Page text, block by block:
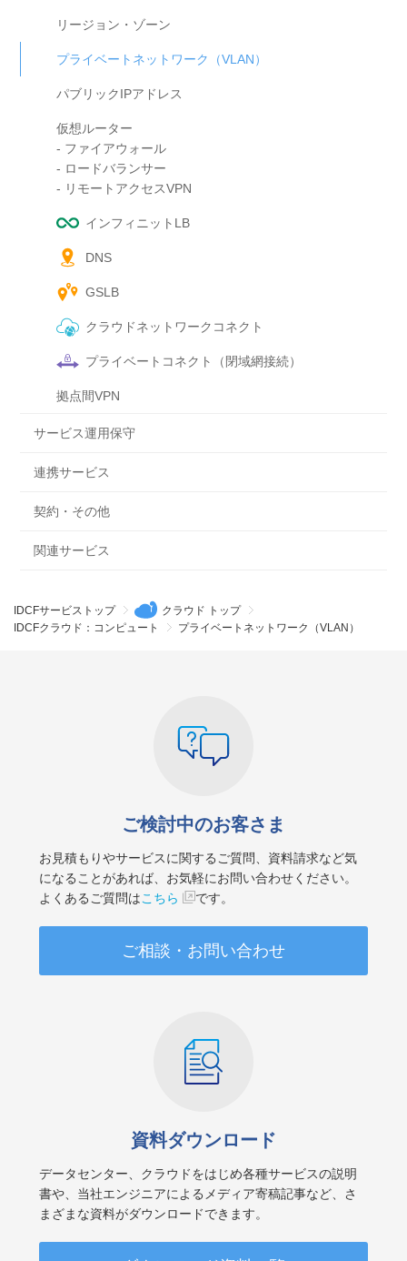
リージョン・ゾーン
プライベートネットワーク（VLAN）
パブリックIPアドレス
仮想ルーター
- ファイアウォール
- ロードバランサー
- リモートアクセスVPN
インフィニットLB
DNS
GSLB
クラウドネットワークコネクト
プライベートコネクト（閉域網接続）
拠点間VPN
サービス運用保守
連携サービス
契約・その他
関連サービス
IDCFサービストップ
クラウド トップ
IDCFクラウド：コンピュート
プライベートネットワーク（VLAN）
ご検討中のお客さま
お見積もりやサービスに関するご質問、資料請求など気
になることがあれば、お気軽にお問い合わせください。
よくあるご質問はこちら です。
ご相談・お問い合わせ
資料ダウンロード
データセンター、クラウドをはじめ各種サービスの説明
書や、当社エンジニアによるメディア寄稿記事など、さ
まざまな資料がダウンロードできます。